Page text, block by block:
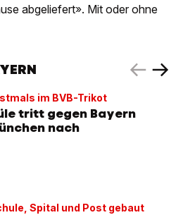
abgeliefert». Mit oder ohne
im BVB-Trikot
tritt gegen Bayern
nach
Spital und Post gebaut